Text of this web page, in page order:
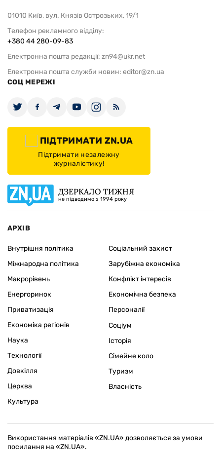
01010 Київ, вул. Князів Острозьких, 19/1
Телефон рекламного відділу:
+380 44 280-09-83
Електронна пошта редакції: zn94@ukr.net
Електронна пошта служби новин: editor@zn.ua
СОЦ МЕРЕЖІ
ПІДТРИМАТИ ZN.UA
Підтримати незалежну
журналістику!
ДЗЕРКАЛО ТИЖНЯ
не підводимо з 1994 року
АРХІВ
Внутрішня політика
Міжнародна політика
Макрорівень
Енергоринок
Приватизація
Економіка регіонів
Соціальний захист
Зарубіжна економіка
Конфлікт інтересів
Економічна безпека
Персоналії
Наука
Технології
Довкілля
Церква
Культура
Соціум
Історія
Сімейне коло
Туризм
Власність
Використання матеріалів «ZN.UA» дозволяється за умови
посилання на «ZN.UA».